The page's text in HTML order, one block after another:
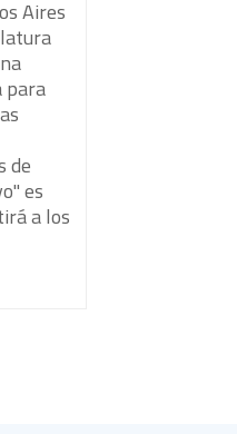
Aires
para
de
es
a los